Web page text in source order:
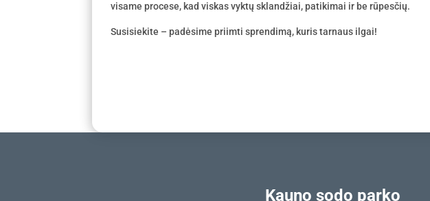
visame procese, kad viskas vyktų sklandžiai, patikimai ir be rūpesčių.
Susisiekite – padėsime priimti sprendimą, kuris tarnaus ilgai!
Kauno sodo parko